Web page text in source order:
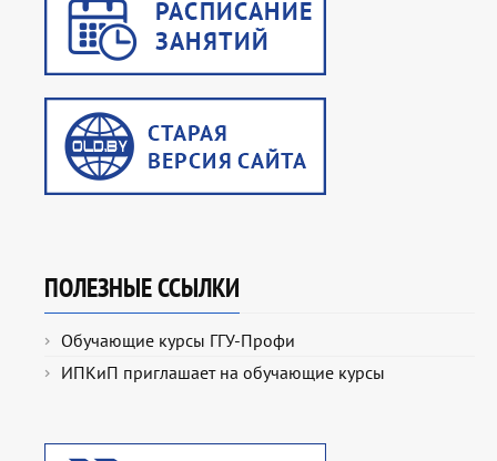
ПОЛЕЗНЫЕ ССЫЛКИ
Обучающие курсы ГГУ-Профи
ИПКиП приглашает на обучающие курсы